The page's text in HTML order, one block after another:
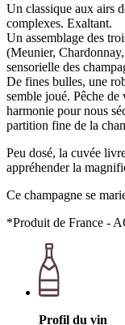
Un classique aux airs
complexes. Exaltant.
Un assemblage des
(Meunier,
sensorielle des
De fines bulles, une
semble joué. Pêche
harmonie pour nous
partition fine de la
Peu dosé, la cuvée
appréhender la
Ce champagne se
*Produit de France -
Profil du vin